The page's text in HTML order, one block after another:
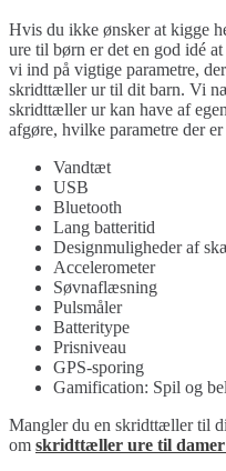
Hvis du ikke ønsker at kigge
ure til børn er det en god idé
vi ind på vigtige parametre,
skridttæller ur til dit barn. Vi
skridttæller ur kan have af
afgøre, hvilke parametre der
Vandtæt
USB
Bluetooth
Lang batteritid
Designmuligheder af
Accelerometer
Søvnaflæsning
Pulsmåler
Batteritype
Prisniveau
GPS-sporing
Gamification: Spil og
Mangler du en skridttæller til
om skridttæller ure til